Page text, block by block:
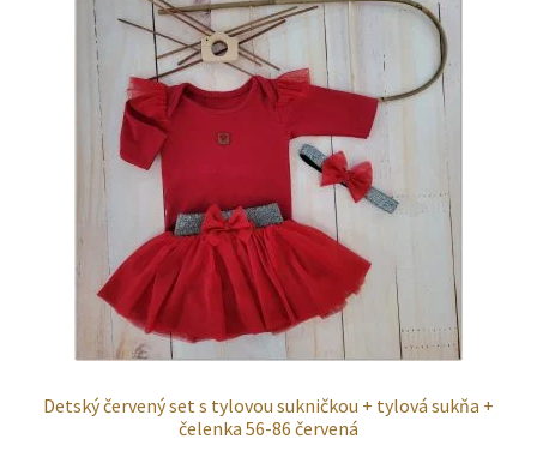
Detský červený set s tylovou sukničkou + tylová sukňa +
čelenka 56-86 červená